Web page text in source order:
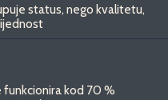
status, nego kvalitetu,
funkcionira kod 70 %